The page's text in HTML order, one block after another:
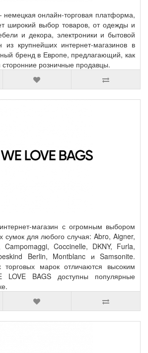
онлайн-торговая платформа,
широкий выбор товаров, от одежды и
и декора, электроники и бытовой
из крупнейших интернет-магазинов в
бренд в Европе, предлагающий, как
сторонние розничные продавцы.
магазин с огромным выбором
сумок для любого случая: Abro, Aigner,
Coccinelle, DKNY, Furla,
Berlin, Montblanc и Samsonite.
торговых марок отличаются высоким
LOVE BAGS доступны популярные